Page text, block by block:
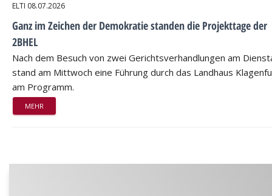
ELTI 08.07.2026
Ganz im Zeichen der Demokratie standen die Projekttage der
2BHEL
Nach dem Besuch von zwei Gerichtsverhandlungen am
stand am Mittwoch eine Führung durch das Landhaus
am Programm.
MEHR